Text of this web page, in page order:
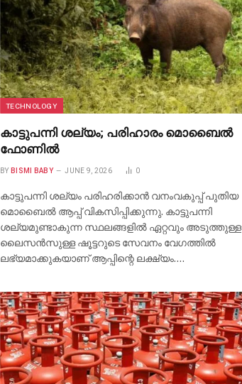
TECHNOLOGY
കാട്ടുപന്നി ശല്യം; പരിഹാരം മൊബൈൽ
ഫോണിൽ
BY BISMI BABY JUNE 9, 2026 0
കാട്ടുപന്നി ശല്യം പരിഹരിക്കാൻ വനംവകുപ്പ് പുതിയ
മൊബൈൽ ആപ്പ് വികസിപ്പിക്കുന്നു. കാട്ടുപന്നി
ശല്യമുണ്ടാകുന്ന സ്ഥലങ്ങളിൽ ഏറ്റവും അടുത്തുള്ള
ലൈസൻസുള്ള ഷൂട്ടറുടെ സേവനം വേഗത്തിൽ
ലഭ്യമാക്കുകയാണ് ആപ്പിന്റെ ലക്ഷ്യം.…